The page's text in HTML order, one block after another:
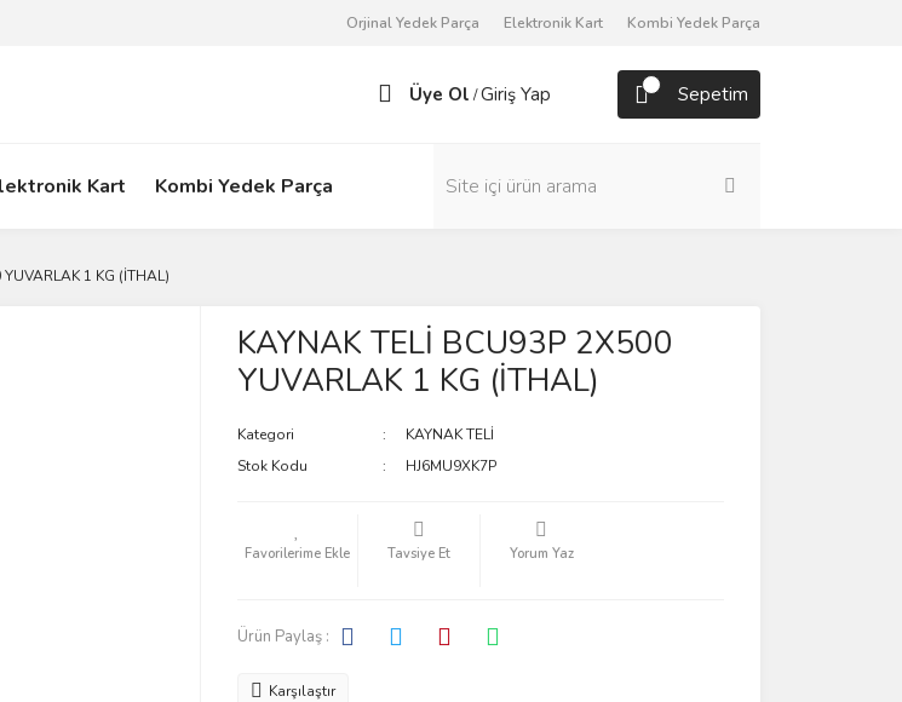
Orjinal Yedek Parça Elektronik Kart Kombi Yedek Parça
Üye Ol /Giriş Yap Sepetim
Kart Kombi Yedek Parça
1 KG (İTHAL)
KAYNAK TELİ BCU93P 2X500
YUVARLAK 1 KG (İTHAL)
Kategori
KAYNAK TELİ
Stok Kodu
HJ6MU9XK7P
Tavsiye Et Yorum Yaz
Ürün Paylaş :
Karşılaştır